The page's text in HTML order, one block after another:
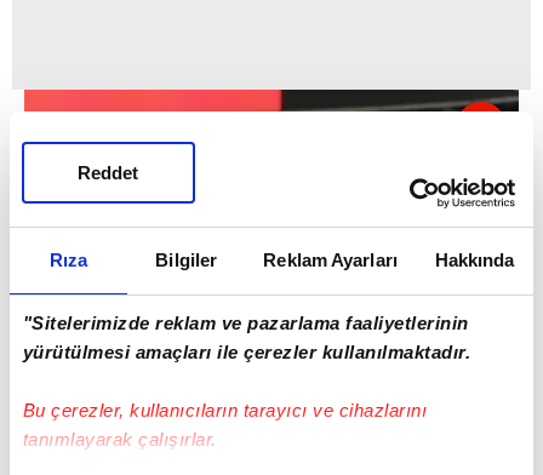
Rıza Bilgiler Reklam Ayarları Hakkında
"Sitelerimizde reklam ve pazarlama faaliyetlerinin
yürütülmesi amaçları ile çerezler kullanılmaktadır.
Bu çerezler, kullanıcıların tarayıcı ve cihazlarını
tanımlayarak çalışırlar.
Reddet